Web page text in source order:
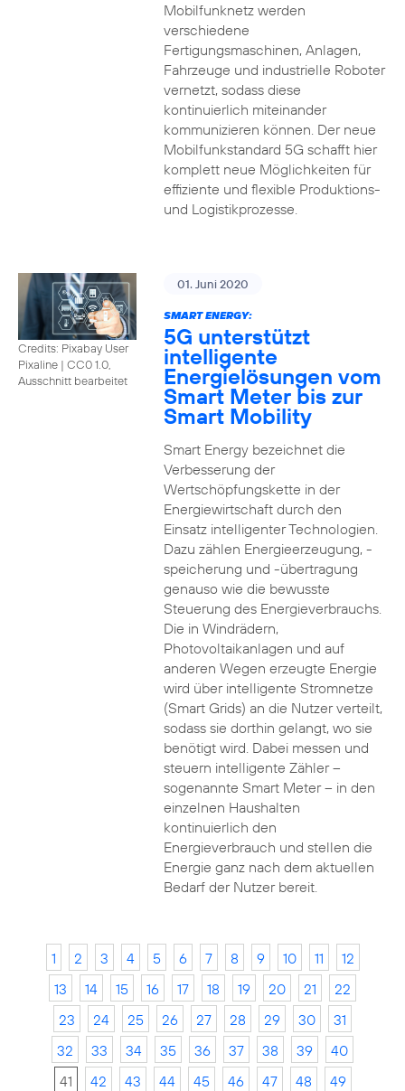
Mobilfunknetz werden
verschiedene
Fertigungsmaschinen, Anlagen,
Fahrzeuge und industrielle Roboter
vernetzt, sodass diese
kontinuierlich miteinander
kommunizieren können. Der neue
Mobilfunkstandard 5G schafft hier
komplett neue Möglichkeiten für
effiziente und flexible Produktions-
und Logistikprozesse.
Credits: Pixabay User
Pixaline | CC0 1.0,
Ausschnitt bearbeitet
01. Juni 2020
SMART ENERGY:
5G unterstützt
intelligente
Energielösungen vom
Smart Meter bis zur
Smart Mobility
Smart Energy bezeichnet die
Verbesserung der
Wertschöpfungskette in der
Energiewirtschaft durch den
Einsatz intelligenter Technologien.
Dazu zählen Energieerzeugung, -
speicherung und -übertragung
genauso wie die bewusste
Steuerung des Energieverbrauchs.
Die in Windrädern,
Photovoltaikanlagen und auf
anderen Wegen erzeugte Energie
wird über intelligente Stromnetze
(Smart Grids) an die Nutzer verteilt,
sodass sie dorthin gelangt, wo sie
benötigt wird. Dabei messen und
steuern intelligente Zähler –
sogenannte Smart Meter – in den
einzelnen Haushalten
kontinuierlich den
Energieverbrauch und stellen die
Energie ganz nach dem aktuellen
Bedarf der Nutzer bereit.
1 2 3 4 5 6 7 8 9 10 11
12
13
14 15 16 17 18 19 20 21
22
23
24 25 26 27 28 29 30
31
32
33 34 35 36 37 38 39
40
41
42 43 44 45 46 47 48
49